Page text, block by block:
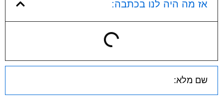
אז מה היה לנו בכתבה: